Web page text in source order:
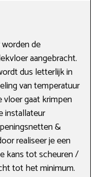
de
aangebracht.
dus letterlijk in
van temperatuur
gaat krimpen
installateur
&
realiseer je een
kans tot scheuren /
tot het minimum.